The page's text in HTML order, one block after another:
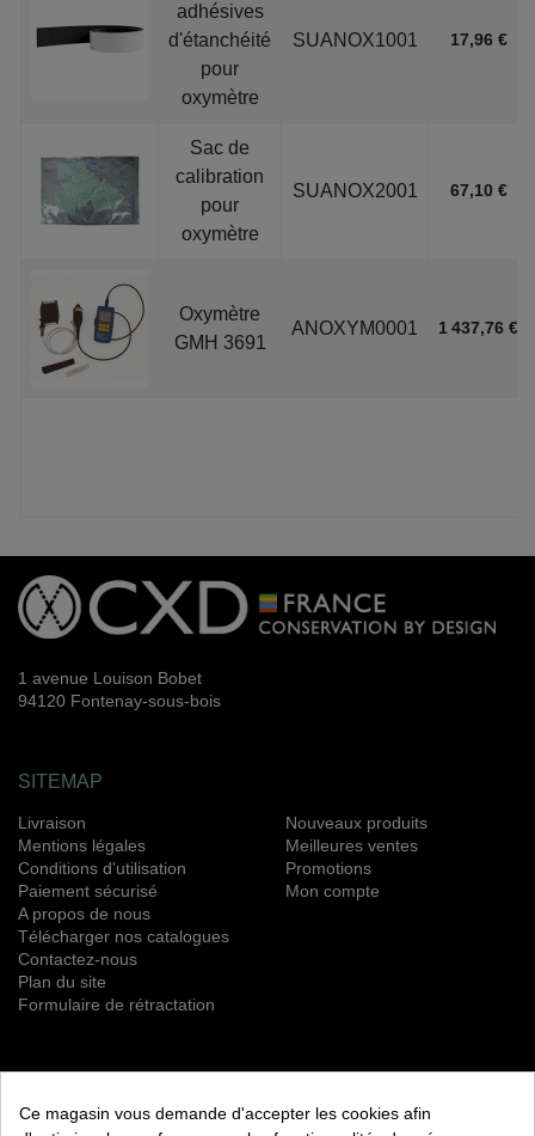
adhésives
d'étanchéité
pour
oxymètre
SUANOX1001 17,96 €
Sac de
calibration
pour
oxymètre
SUANOX2001 67,10 €
Oxymètre
GMH 3691
ANOXYM0001 1 437,76 €
1 avenue Louison Bobet
94120 Fontenay-sous-bois
SITEMAP
Livraison
Mentions légales
Conditions d'utilisation
Paiement sécurisé
A propos de nous
Télécharger nos catalogues
Contactez-nous
Plan du site
Formulaire de rétractation
Nouveaux produits
Meilleures ventes
Promotions
Mon compte
Ce magasin vous demande d'accepter les cookies afin